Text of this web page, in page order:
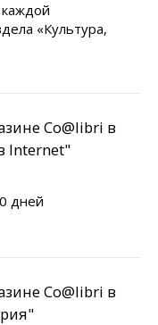
«Культура,
Co@libri в
Internet"
дней
Co@libri в